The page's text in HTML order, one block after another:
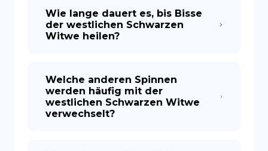
Wie lange dauert es, bis Bisse
der westlichen Schwarzen
Witwe heilen?
Welche anderen Spinnen
werden häufig mit der
westlichen Schwarzen Witwe
verwechselt?